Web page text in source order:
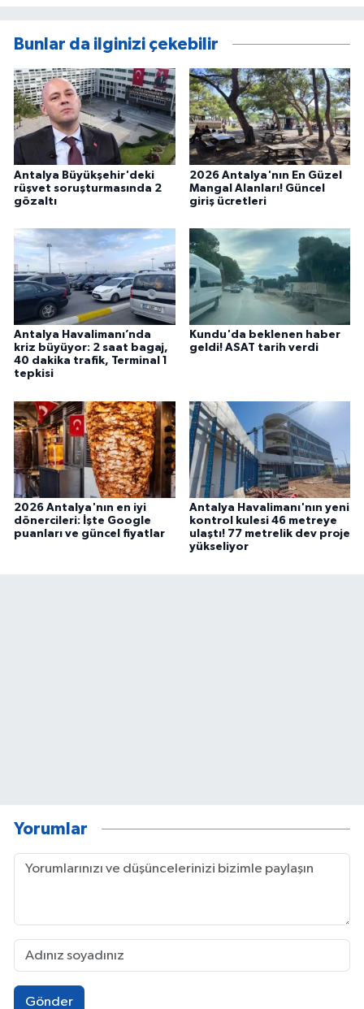
Bunlar da ilginizi çekebilir
Antalya Büyükşehir'deki
rüşvet soruşturmasında 2
gözaltı
2026 Antalya'nın En Güzel
Mangal Alanları! Güncel
giriş ücretleri
Antalya Havalimanı’nda
kriz büyüyor: 2 saat bagaj,
40 dakika trafik, Terminal 1
tepkisi
Kundu'da beklenen haber
geldi! ASAT tarih verdi
2026 Antalya'nın en iyi
dönercileri: İşte Google
puanları ve güncel fiyatlar
Antalya Havalimanı'nın yeni
kontrol kulesi 46 metreye
ulaştı! 77 metrelik dev proje
yükseliyor
Yorumlar
Gönder